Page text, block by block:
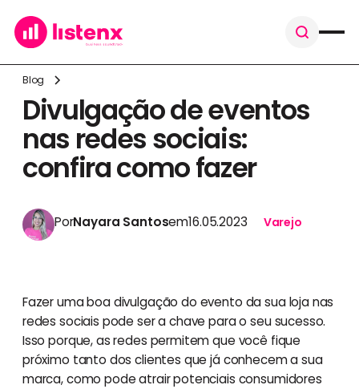
Blog
Divulgação de eventos
nas redes sociais:
confira como fazer
PorNayara Santosem16.05.2023 Varejo
Fazer uma boa divulgação do evento da sua loja nas
redes sociais pode ser a chave para o seu sucesso.
Isso porque, as redes permitem que você fique
próximo tanto dos clientes que já conhecem a sua
marca, como pode atrair potenciais consumidores